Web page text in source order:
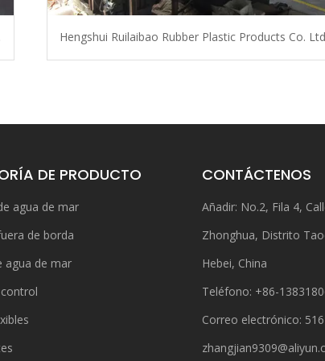
Hengshui Ruilaibao Rubber Plastic Products Co.
DE PRODUCTO
agua de mar
de borda
agua de mar
CONTÁCTENOS
Añadir: No.2, Fila 4,
Zhonghua, Distrito
Hebei, China
Teléfono: +86-
Correo electrónico: